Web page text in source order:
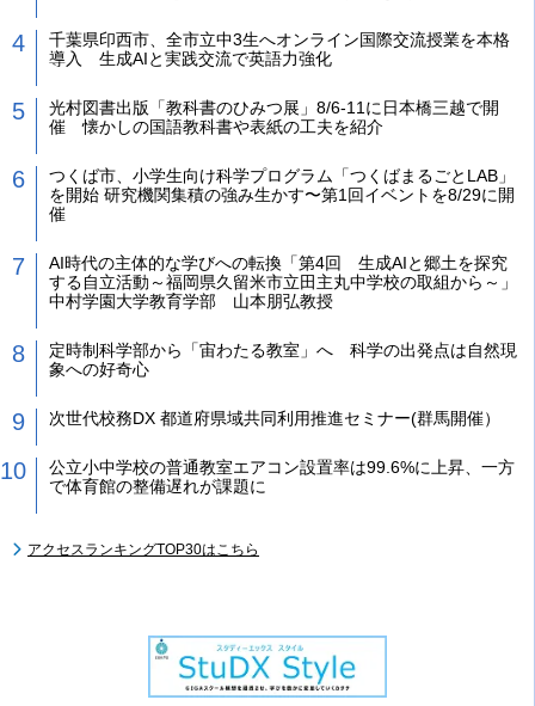
千葉県印西市、全市立中3生へオンライン国際交流授業を本格
導入 生成AIと実践交流で英語力強化
光村図書出版「教科書のひみつ展」8/6-11に日本橋三越で開
催 懐かしの国語教科書や表紙の工夫を紹介
つくば市、小学生向け科学プログラム「つくばまるごとLAB」
を開始 研究機関集積の強み生かす〜第1回イベントを8/29に開
催
AI時代の主体的な学びへの転換「第4回 生成AIと郷土を探究
する自立活動～福岡県久留米市立田主丸中学校の取組から～」
中村学園大学教育学部 山本朋弘教授
定時制科学部から「宙わたる教室」へ 科学の出発点は自然現
象への好奇心
次世代校務DX 都道府県域共同利用推進セミナー(群馬開催）
公立小中学校の普通教室エアコン設置率は99.6%に上昇、一方
で体育館の整備遅れが課題に
アクセスランキングTOP30はこちら